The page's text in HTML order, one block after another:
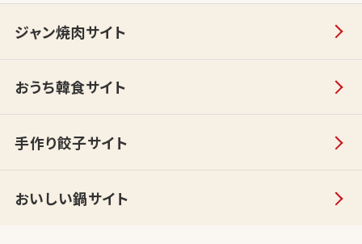
ジャン焼肉サイト
おうち韓食サイト
手作り餃子サイト
おいしい鍋サイト